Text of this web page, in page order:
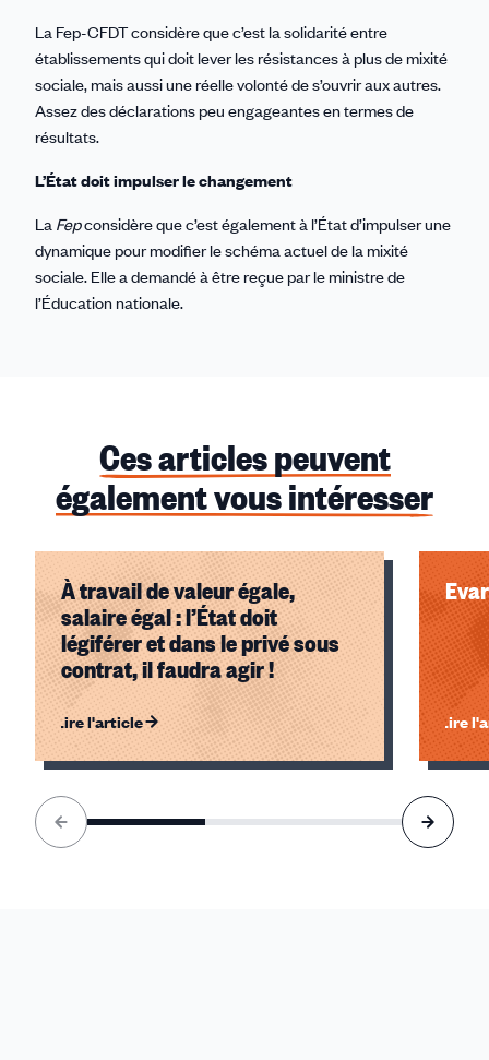
La Fep-CFDT considère que c’est la solidarité entre
établissements qui doit lever les résistances à plus de mixité
sociale, mais aussi une réelle volonté de s’ouvrir aux autres.
Assez des déclarations peu engageantes en termes de
résultats.
L’État doit impulser le changement
La Fepconsidère que c’est également à l’État d’impulser une
dynamique pour modifier le schéma actuel de la mixité
sociale. Elle a demandé à être reçue par le ministre de
l’Éducation nationale.
Ces articles peuvent
également vous intéresser
À travail de valeur égale,
salaire égal : l’État doit
légiférer et dans le privé sous
contrat, il faudra agir !
Lire l'article Lire